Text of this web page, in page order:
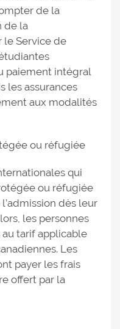
de la
de la
le Service de
paiement intégral
les assurances
aux modalités
ou réfugiée
qui
ou réfugiée
dès leur
les personnes
tarif applicable
Les
payer les frais
offert par la